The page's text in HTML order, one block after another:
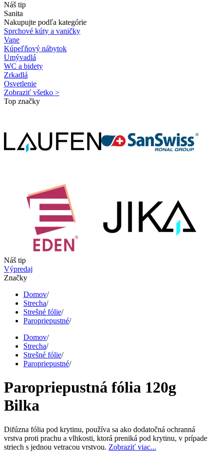
Náš tip
Sanita
Nakupujte podľa kategórie
Sprchové kúty a vaničky
Vane
Kúpeľňový nábytok
Umývadlá
WC a bidety
Zrkadlá
Osvetlenie
Zobraziť všetko >
Top značky
Náš tip
Výpredaj
Značky
Domov/
Strecha/
Strešné fólie/
Paropriepustné/
Domov/
Strecha/
Strešné fólie/
Paropriepustné/
Paropriepustná fólia 120g
Bilka
Difúzna fólia pod krytinu, používa sa ako dodatočná ochranná
vrstva proti prachu a vlhkosti, ktorá preniká pod krytinu, v prípade
striech s jednou vetracou vrstvou. Zobraziť viac...